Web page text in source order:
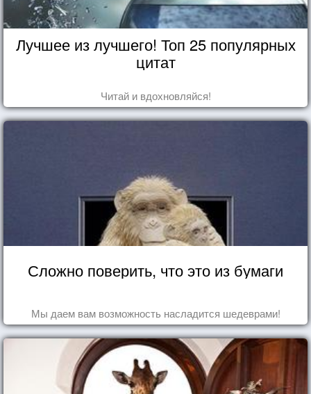
Лучшее из лучшего! Топ 25 популярных
цитат
Читай и вдохновляйся!
Сложно поверить, что это из бумаги
Мы даем вам возможность насладится шедеврами!